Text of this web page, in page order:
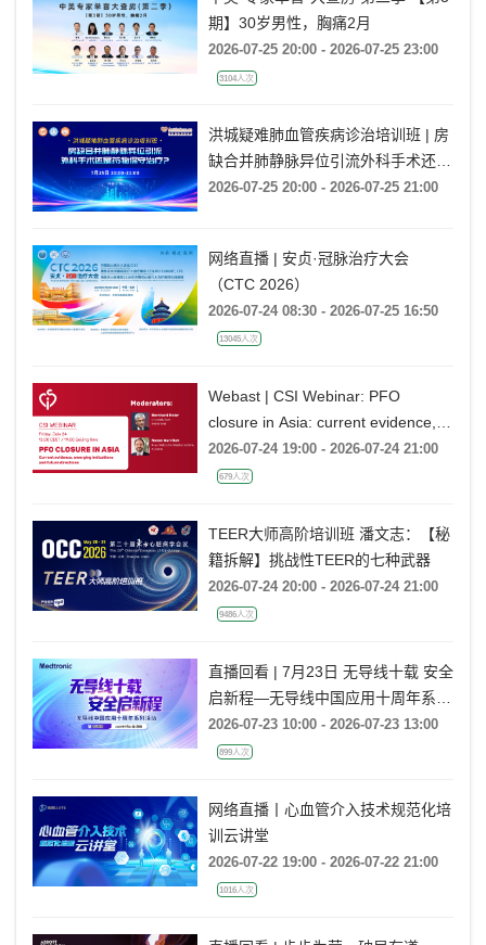
期】30岁男性，胸痛2月
2026-07-25 20:00 - 2026-07-25 23:00
3104人次
洪城疑难肺血管疾病诊治培训班 | 房
缺合并肺静脉异位引流外科手术还是
药物保守治疗?
2026-07-25 20:00 - 2026-07-25 21:00
网络直播 | 安贞·冠脉治疗大会
（CTC 2026）
2026-07-24 08:30 - 2026-07-25 16:50
13045人次
Webast | CSI Webinar: PFO
closure in Asia: current evidence,
emerging indications and future
directions
2026-07-24 19:00 - 2026-07-24 21:00
679人次
TEER大师高阶培训班 潘文志：【秘
籍拆解】挑战性TEER的七种武器
2026-07-24 20:00 - 2026-07-24 21:00
9486人次
直播回看 | 7月23日 无导线十载 安全
启新程—无导线中国应用十周年系列
活动
2026-07-23 10:00 - 2026-07-23 13:00
899人次
网络直播丨心血管介入技术规范化培
训云讲堂
2026-07-22 19:00 - 2026-07-22 21:00
1016人次